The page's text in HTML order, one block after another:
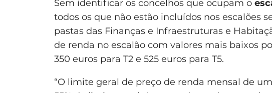
Sem identificar os concelhos que ocupam o
todos os que não estão incluídos nos escalões
pastas das Finanças e Infraestruturas e
de renda no escalão com valores mais baixos
350 euros para T2 e 525 euros para T5.
“O limite geral de preço de renda mensal de